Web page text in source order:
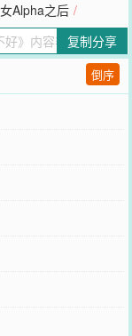
人失了双腿，叔叔
钱，也不要他了。.
，村里居委会等等
还剩一万出头的钱
打了几次都没抽到
求对方不要告诉护
不太够，需要从生
灭的人却是绰绰有
没人要的年轻人领
叔婶子还十分感激
这个人好像和之前
界对他一点也不
害的程序员，自学
c，肯定是呀~.爱审
适合你，这就是一
Alpha之后 /
复制分享
倒序